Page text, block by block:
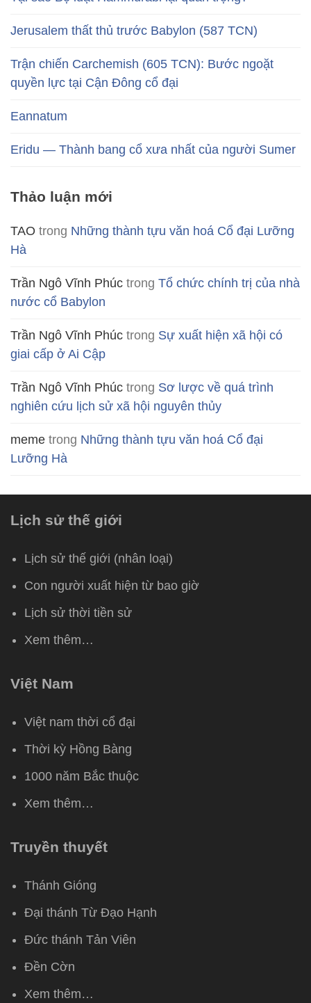
Jerusalem thất thủ trước Babylon (587 TCN)
Trận chiến Carchemish (605 TCN): Bước ngoặt
quyền lực tại Cận Đông cổ đại
Eannatum
Eridu — Thành bang cổ xưa nhất của người Sumer
Thảo luận mới
TAO trong Những thành tựu văn hoá Cổ đại Lưỡng
Hà
Trần Ngô Vĩnh Phúc trong Tổ chức chính trị của nhà
nước cổ Babylon
Trần Ngô Vĩnh Phúc trong Sự xuất hiện xã hội có
giai cấp ở Ai Cập
Trần Ngô Vĩnh Phúc trong Sơ lược về quá trình
nghiên cứu lịch sử xã hội nguyên thủy
meme trong Những thành tựu văn hoá Cổ đại
Lưỡng Hà
Lịch sử thế giới
Lịch sử thế giới (nhân loại)
Con người xuất hiện từ bao giờ
Lịch sử thời tiền sử
Xem thêm…
Việt Nam
Việt nam thời cổ đại
Thời kỳ Hồng Bàng
1000 năm Bắc thuộc
Xem thêm…
Truyền thuyết
Thánh Gióng
Đại thánh Từ Đạo Hạnh
Đức thánh Tản Viên
Đền Cờn
Xem thêm…